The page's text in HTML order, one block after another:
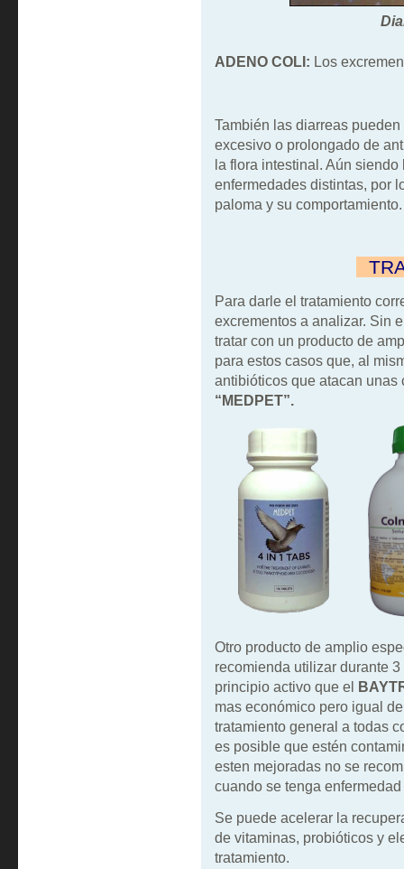
ADENO COLI: Los
También las diarreas
excesivo o prolongado de
la flora intestinal. Aún
enfermedades distintas, por
paloma y su comportamiento.
""
Para darle el tratamiento
excrementos a analizar. Sin
tratar con un producto de
para estos casos que, al
antibióticos que atacan unas
“MEDPET”.
Otro producto de amplio
recomienda utilizar durante
principio activo que el
mas económico pero igual
tratamiento general a todas
es posible que estén
esten mejoradas no se
cuando se tenga
Se puede acelerar la
de vitaminas, probióticos y
tratamiento.